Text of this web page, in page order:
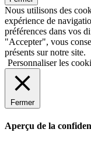
Nous utilisons des
expérience de
préférences dans vos
"Accepter", vous
présents sur notre site.
Personnaliser les
Fermer
Aperçu de la